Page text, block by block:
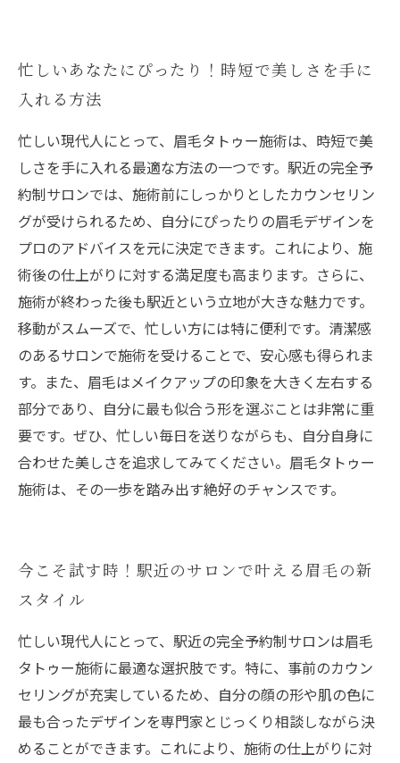
忙しいあなたにぴったり！時短で美しさを手に
入れる方法
忙しい現代人にとって、眉毛タトゥー施術は、時短で美
しさを手に入れる最適な方法の一つです。駅近の完全予
約制サロンでは、施術前にしっかりとしたカウンセリン
グが受けられるため、自分にぴったりの眉毛デザインを
プロのアドバイスを元に決定できます。これにより、施
術後の仕上がりに対する満足度も高まります。さらに、
施術が終わった後も駅近という立地が大きな魅力です。
移動がスムーズで、忙しい方には特に便利です。清潔感
のあるサロンで施術を受けることで、安心感も得られま
す。また、眉毛はメイクアップの印象を大きく左右する
部分であり、自分に最も似合う形を選ぶことは非常に重
要です。ぜひ、忙しい毎日を送りながらも、自分自身に
合わせた美しさを追求してみてください。眉毛タトゥー
施術は、その一歩を踏み出す絶好のチャンスです。
今こそ試す時！駅近のサロンで叶える眉毛の新
スタイル
忙しい現代人にとって、駅近の完全予約制サロンは眉毛
タトゥー施術に最適な選択肢です。特に、事前のカウン
セリングが充実しているため、自分の顔の形や肌の色に
最も合ったデザインを専門家とじっくり相談しながら決
めることができます。これにより、施術の仕上がりに対